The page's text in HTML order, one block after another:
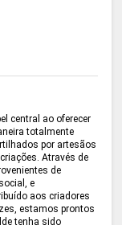
central ao oferecer
totalmente
por artesãos
Através de
de
e
aos criadores
estamos prontos
tenha sido